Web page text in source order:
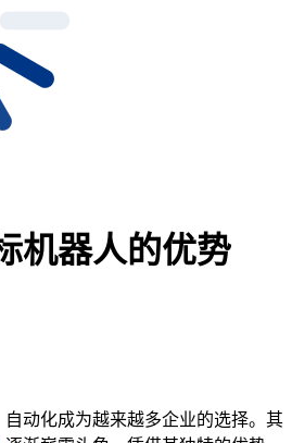
机器人的优势
动化成为越来越多企业的选择。其